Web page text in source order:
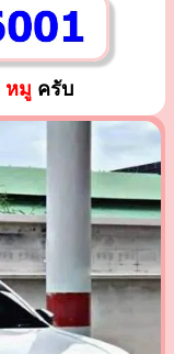
หมู ครับ